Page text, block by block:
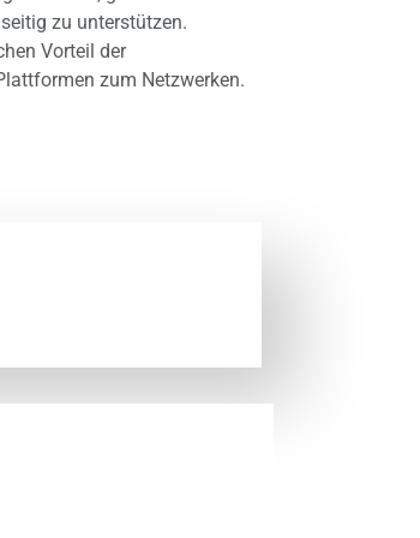
zu unterstützen.
Vorteil der
zum Netzwerken.